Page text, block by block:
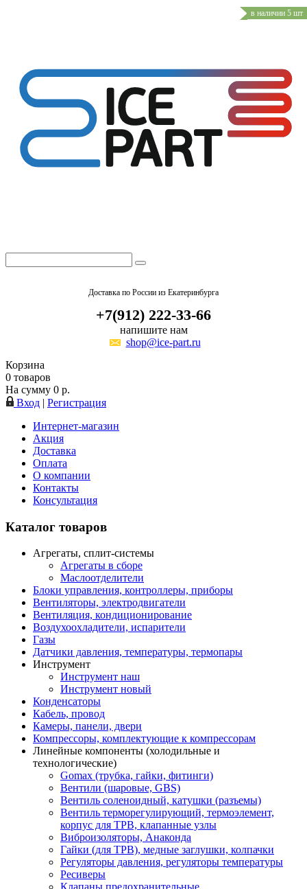
Доставка по России из Екатеринбурга
+7(912) 222-33-66
напишите нам
shop@ice-part.ru
Корзина
0 товаров
На сумму 0 р.
Вход | Регистрация
Интернет-магазин
Акция
Доставка
Оплата
О компании
Контакты
Консультация
Каталог товаров
Агрегаты, сплит-системы
Агрегаты в сборе
Маслоотделители
Блоки управления, контроллеры, приборы
Вентиляторы, электродвигатели
Вентиляция, кондиционирование
Воздухоохладители, испарители
Газы
Датчики давления, температуры, термопары
Инструмент
Инструмент наш
Инструмент новый
Конденсаторы
Кабель, провод
Камеры, панели, двери
Компрессоры, комплектующие к компрессорам
Линейные компоненты (холодильные и
технологические)
Gomax (трубка, гайки, фитинги)
Вентили (шаровые, GBS)
Вентиль соленоидный, катушки (разъемы)
Вентиль терморегулирующий, термоэлемент,
корпус для ТРВ, клапанные узлы
Виброизоляторы, Анаконда
Гайки (для ТРВ), медные заглушки, колпачки
Регуляторы давления, регуляторы температуры
Ресиверы
в наличии 5 шт